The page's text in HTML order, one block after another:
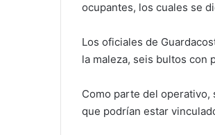
ocupantes, los cuales se
Los oficiales de
la maleza, seis bultos con
Como parte del operativo,
que podrían estar